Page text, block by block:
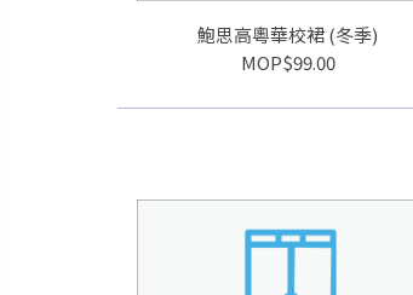
鮑思高粵華校裙 (冬季)
MOP$99.00